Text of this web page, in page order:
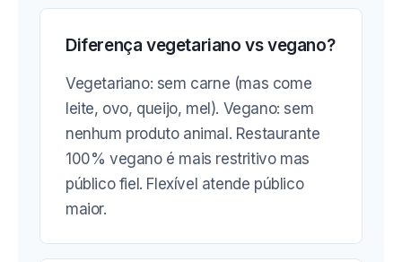
Diferença vegetariano vs vegano?
Vegetariano: sem carne (mas come
leite, ovo, queijo, mel). Vegano: sem
nenhum produto animal. Restaurante
100% vegano é mais restritivo mas
público fiel. Flexível atende público
maior.